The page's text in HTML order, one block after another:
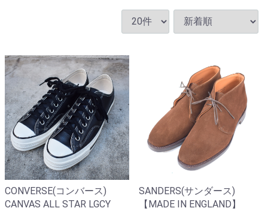
CONVERSE(コンバース)
CANVAS ALL STAR LGCY
SANDERS(サンダース)
【MADE IN ENGLAND】